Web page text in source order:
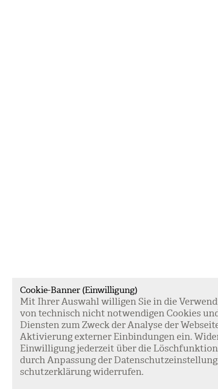
Cookie-Banner (Einwilligung)
Mit Ihrer Aus­wahl wil­li­gen Sie in die
von tech­nisch nicht not­wen­di­gen Coo­kies
Diens­ten zum Zweck der Ana­lyse der
Akti­vie­rung exter­ner Ein­bin­dun­gen ein.
Ein­wil­li­gung jeder­zeit über die
durch Anpas­sung der
schutz­er­klä­rung wider­ru­fen.